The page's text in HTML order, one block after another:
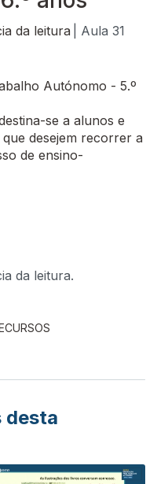
da leitura
| Aula 31
Autónomo - 5.º
se a alunos e
desejem recorrer a
de ensino-
da leitura.
desta